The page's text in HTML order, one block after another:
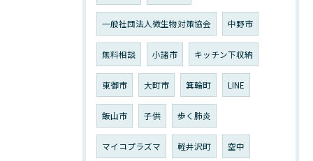
一般社団法人微生物対策協会 中野市
無料相談 小諸市 キッチン下収納
東御市 大町市 箕輪町 LINE
飯山市 子供 歩く肺炎
マイコプラズマ 軽井沢町 空中